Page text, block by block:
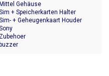
Mittel Gehäuse
+ Speicherkarten Halter
+ Geheugenkaart Houder
Zubehoer
buzzer